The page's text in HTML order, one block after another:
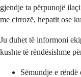
gjendje ta përpunojë
me cirrozë, hepatit ose
Ju duhet të informoni
kushte të rëndësishme
Sëmundje e